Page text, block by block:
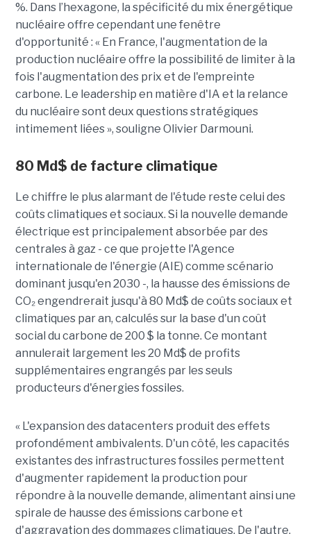
%. Dans l’hexagone, la spécificité du mix énergétique
nucléaire offre cependant une fenêtre
d'opportunité : « En France, l'augmentation de la
production nucléaire offre la possibilité de limiter à la
fois l'augmentation des prix et de l'empreinte
carbone. Le leadership en matière d'IA et la relance
du nucléaire sont deux questions stratégiques
intimement liées », souligne Olivier Darmouni.
80 Md$ de facture climatique
Le chiffre le plus alarmant de l'étude reste celui des
coûts climatiques et sociaux. Si la nouvelle demande
électrique est principalement absorbée par des
centrales à gaz - ce que projette l'Agence
internationale de l'énergie (AIE) comme scénario
dominant jusqu'en 2030 -, la hausse des émissions de
CO₂ engendrerait jusqu'à 80 Md$ de coûts sociaux et
climatiques par an, calculés sur la base d'un coût
social du carbone de 200 $ la tonne. Ce montant
annulerait largement les 20 Md$ de profits
supplémentaires engrangés par les seuls
producteurs d'énergies fossiles.
« L'expansion des datacenters produit des effets
profondément ambivalents. D'un côté, les capacités
existantes des infrastructures fossiles permettent
d'augmenter rapidement la production pour
répondre à la nouvelle demande, alimentant ainsi une
spirale de hausse des émissions carbone et
d'aggravation des dommages climatiques. De l'autre,